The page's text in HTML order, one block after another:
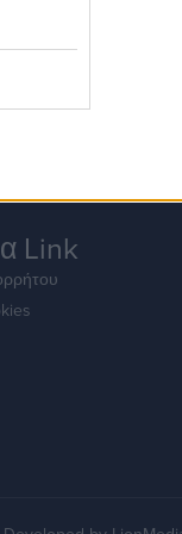
είναι ο
το κουλοχέρη
Link